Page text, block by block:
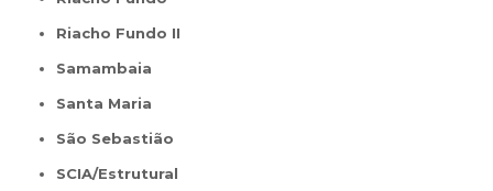
Riacho Fundo II
Samambaia
Santa Maria
São Sebastião
SCIA/Estrutural